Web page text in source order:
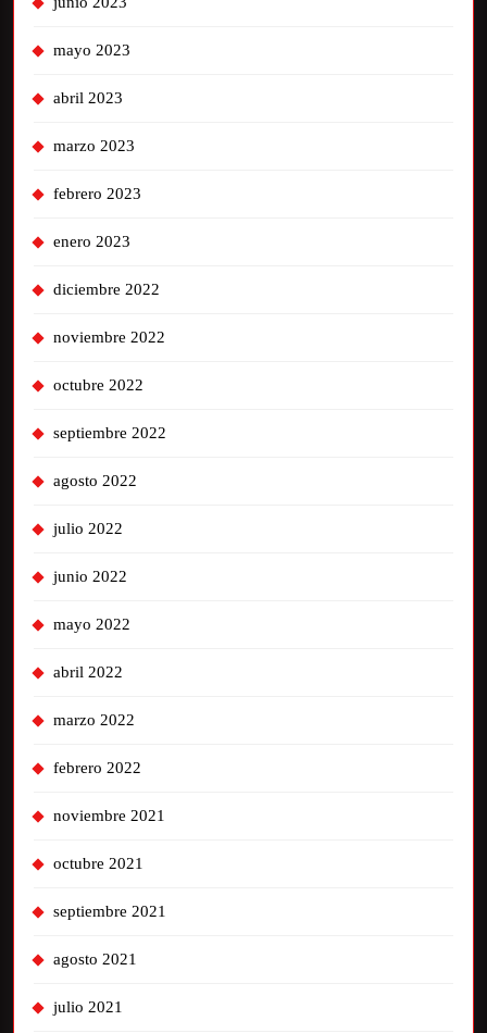
mayo 2023
abril 2023
marzo 2023
febrero 2023
enero 2023
diciembre 2022
noviembre 2022
octubre 2022
septiembre 2022
agosto 2022
julio 2022
junio 2022
mayo 2022
abril 2022
marzo 2022
febrero 2022
noviembre 2021
octubre 2021
septiembre 2021
agosto 2021
julio 2021